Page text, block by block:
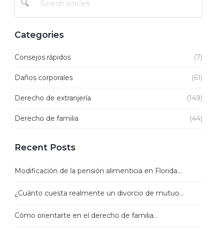
🔍
Categories
Consejos rápidos (7)
Daños corporales (61)
Derecho de extranjería (149)
Derecho de familia (44)
Recent Posts
Modificación de la pensión alimenticia en Florida...
¿Cuánto cuesta realmente un divorcio de mutuo...
Cómo orientarte en el derecho de familia...